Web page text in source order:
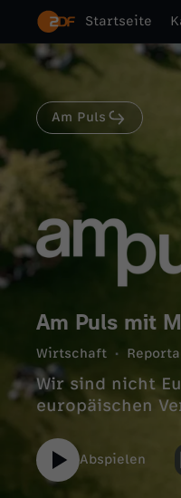
Startseite
Am Puls
Am Puls mit
Wirtschaft
Wir sind nicht
europäischen
Abspielen